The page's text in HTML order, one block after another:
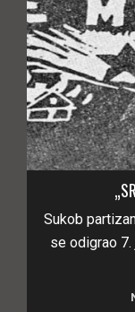
Sukob
se odigrao 7.